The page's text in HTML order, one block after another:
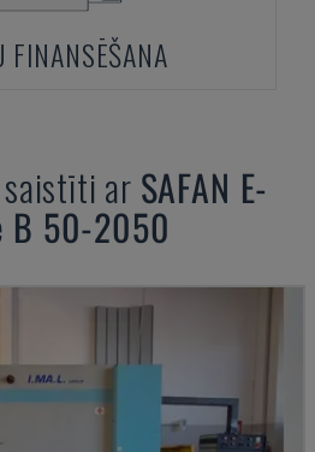
FINANSĒŠANA
ar SAFAN E-
B 50-2050